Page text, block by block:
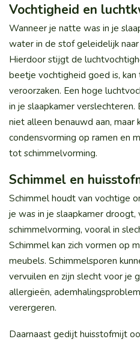
Vochtigheid en
Wanneer je natte was in je
water in de stof geleidelijk
Hierdoor stijgt de
beetje vochtigheid goed is,
veroorzaken. Een hoge
in je slaapkamer
niet alleen benauwd aan, maar
condensvorming op ramen en
tot schimmelvorming.
Schimmel en
Schimmel houdt van vochtige
je was in je slaapkamer droogt,
schimmelvorming, vooral in
Schimmel kan zich vormen op
meubels. Schimmelsporen
vervuilen en zijn slecht voor je
allergieën,
verergeren.
Daarnaast gedijt huisstofmijt